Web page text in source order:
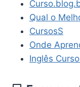
Qual o
CursosS
Onde
Inglês